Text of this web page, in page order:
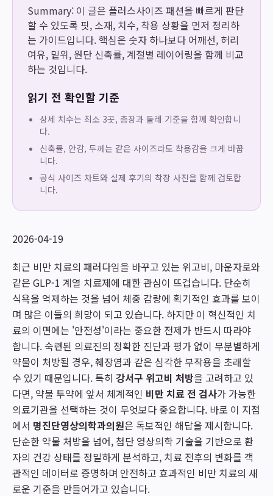
Summary: 이 글은 플러스사이즈 패션을 빠르게 판단
할 수 있도록 핏, 소재, 치수, 착용 상황을 먼저 정리하
는 가이드입니다. 핵심은 숫자 하나보다 어깨선, 허리
여유, 밑위, 원단 신축률, 계절별 레이어링을 함께 비교
하는 것입니다.
읽기 전 확인할 기준
상세 치수는 최소 3곳, 총장과 둘레 기준을 함께 확인합니
다.
신축률, 안감, 두께는 같은 사이즈라도 착용감을 크게 바꿉
니다.
공식 사이즈 차트와 실제 후기의 착장 사진을 함께 검토합
니다.
2026-04-19
최근 비만 치료의 패러다임을 바꾸고 있는 위고비, 마운자로와
같은 GLP-1 계열 치료제에 대한 관심이 뜨겁습니다. 단순히
식욕을 억제하는 것을 넘어 체중 감량에 획기적인 효과를 보이
며 많은 이들의 희망이 되고 있습니다. 하지만 이 혁신적인 치
료의 이면에는 '안전성'이라는 중요한 전제가 반드시 따라야
합니다. 숙련된 의료진의 정확한 진단과 평가 없이 무분별하게
약물이 처방될 경우, 췌장염과 같은 심각한 부작용을 초래할
수 있기 때문입니다. 특히 강서구 위고비 처방을 고려하고 있
다면, 약물 투약에 앞서 체계적인 비만 치료 전 검사가 가능한
의료기관을 선택하는 것이 무엇보다 중요합니다. 바로 이 지점
에서 명진단영상의학과의원은 독보적인 해답을 제시합니다.
단순한 약물 처방을 넘어, 첨단 영상의학 기술을 기반으로 환
자의 건강 상태를 정밀하게 분석하고, 치료 전후의 변화를 객
관적인 데이터로 증명하며 안전하고 효과적인 비만 치료의 새
로운 기준을 만들어가고 있습니다.